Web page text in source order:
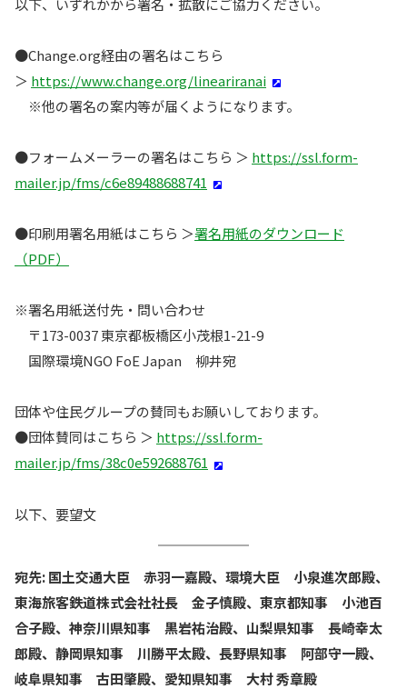
以下、いずれかから署名・拡散にご協力ください。
●Change.org経由の署名はこちら
＞ https://www.change.org/lineariranai
※他の署名の案内等が届くようになります。
●フォームメーラーの署名はこちら ＞ https://ssl.form-
mailer.jp/fms/c6e89488688741
●印刷用署名用紙はこちら ＞署名用紙のダウンロード
（PDF）
※署名用紙送付先・問い合わせ
〒173-0037 東京都板橋区小茂根1-21-9
国際環境NGO FoE Japan 柳井宛
団体や住民グループの賛同もお願いしております。
●団体賛同はこちら ＞ https://ssl.form-
mailer.jp/fms/38c0e592688761
以下、要望文
宛先: 国土交通大臣 赤羽一嘉殿、環境大臣 小泉進次郎殿、
東海旅客鉄道株式会社社長 金子慎殿、東京都知事 小池百
合子殿、神奈川県知事 黒岩祐治殿、山梨県知事 長崎幸太
郎殿、静岡県知事 川勝平太殿、長野県知事 阿部守一殿、
岐阜県知事 古田肇殿、愛知県知事 大村 秀章殿